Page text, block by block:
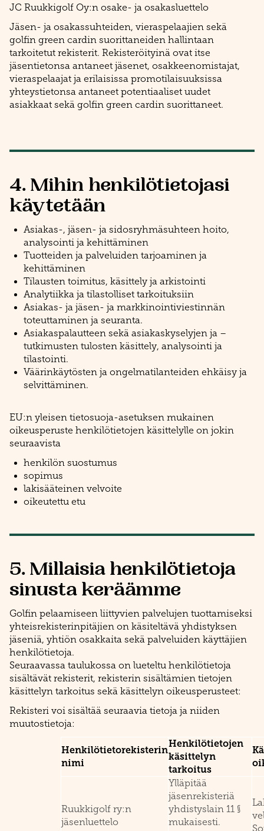
JC Ruukkigolf Oy:n osake- ja osakasluettelo
Jäsen- ja osakassuhteiden, vieraspelaajien sekä
golfin green cardin suorittaneiden hallintaan
tarkoitetut rekisterit. Rekisteröityinä ovat itse
jäsentietonsa antaneet jäsenet, osakkeenomistajat,
vieraspelaajat ja erilaisissa promotilaisuuksissa
yhteystietonsa antaneet potentiaaliset uudet
asiakkaat sekä golfin green cardin suorittaneet.
4. Mihin henkilötietojasi
käytetään
Asiakas-, jäsen- ja sidosryhmäsuhteen hoito,
analysointi ja kehittäminen
Tuotteiden ja palveluiden tarjoaminen ja
kehittäminen
Tilausten toimitus, käsittely ja arkistointi
Analytiikka ja tilastolliset tarkoituksiin
Asiakas- ja jäsen- ja markkinointiviestinnän
toteuttaminen ja seuranta.
Asiakaspalautteen sekä asiakaskyselyjen ja –
tutkimusten tulosten käsittely, analysointi ja
tilastointi.
Väärinkäytösten ja ongelmatilanteiden ehkäisy ja
selvittäminen.
EU:n yleisen tietosuoja-asetuksen mukainen
oikeusperuste henkilötietojen käsittelylle on jokin
seuraavista
henkilön suostumus
sopimus
lakisääteinen velvoite
oikeutettu etu
5. Millaisia henkilötietoja
sinusta keräämme
Golfin pelaamiseen liittyvien palvelujen tuottamiseksi
yhteisrekisterinpitäjien on käsiteltävä yhdistyksen
jäseniä, yhtiön osakkaita sekä palveluiden käyttäjien
henkilötietoja.
Seuraavassa taulukossa on lueteltu henkilötietoja
sisältävät rekisterit, rekisterin sisältämien tietojen
käsittelyn tarkoitus sekä käsittelyn oikeusperusteet:
Rekisteri voi sisältää seuraavia tietoja ja niiden
muutostietoja:
Henkilötietorekisterin
nimi
Henkilötietojen
käsittelyn
tarkoitus
Ruukkigolf ry:n
jäsenluettelo
Ylläpitää
jäsenrekisteriä
yhdistyslain 11 §
mukaisesti.